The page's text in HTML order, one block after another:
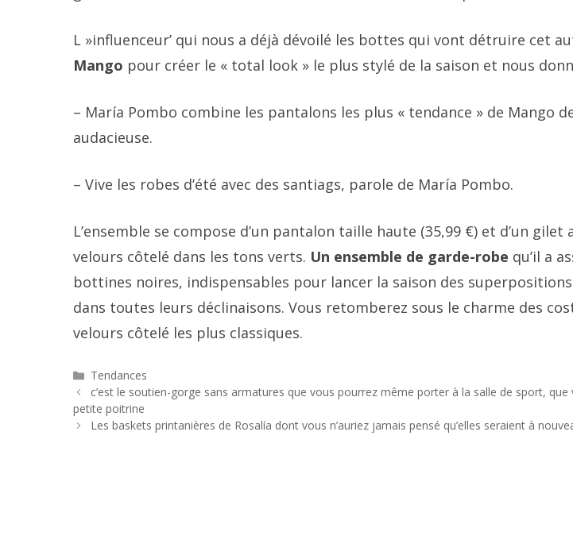
L »influenceur’ qui nous a déjà dévoilé les bottes qui vont détruire cet
Mango pour créer le « total look » le plus stylé de la saison et nous
– María Pombo combine les pantalons les plus « tendance » de Mango
audacieuse.
– Vive les robes d’été avec des santiags, parole de María Pombo.
L’ensemble se compose d’un pantalon taille haute (35,99 €) et d’un gilet
velours côtelé dans les tons verts. Un ensemble de garde-robe qu’il a
bottines noires, indispensables pour lancer la saison des
dans toutes leurs déclinaisons. Vous retomberez sous le charme des
velours côtelé les plus classiques.
Catégories
Tendances
Navigation
des
articles
c’est le soutien-gorge sans armatures que vous pourrez même porter à la salle de sport,
petite poitrine
Les baskets printanières de Rosalía dont vous n’auriez jamais pensé qu’elles seraient à